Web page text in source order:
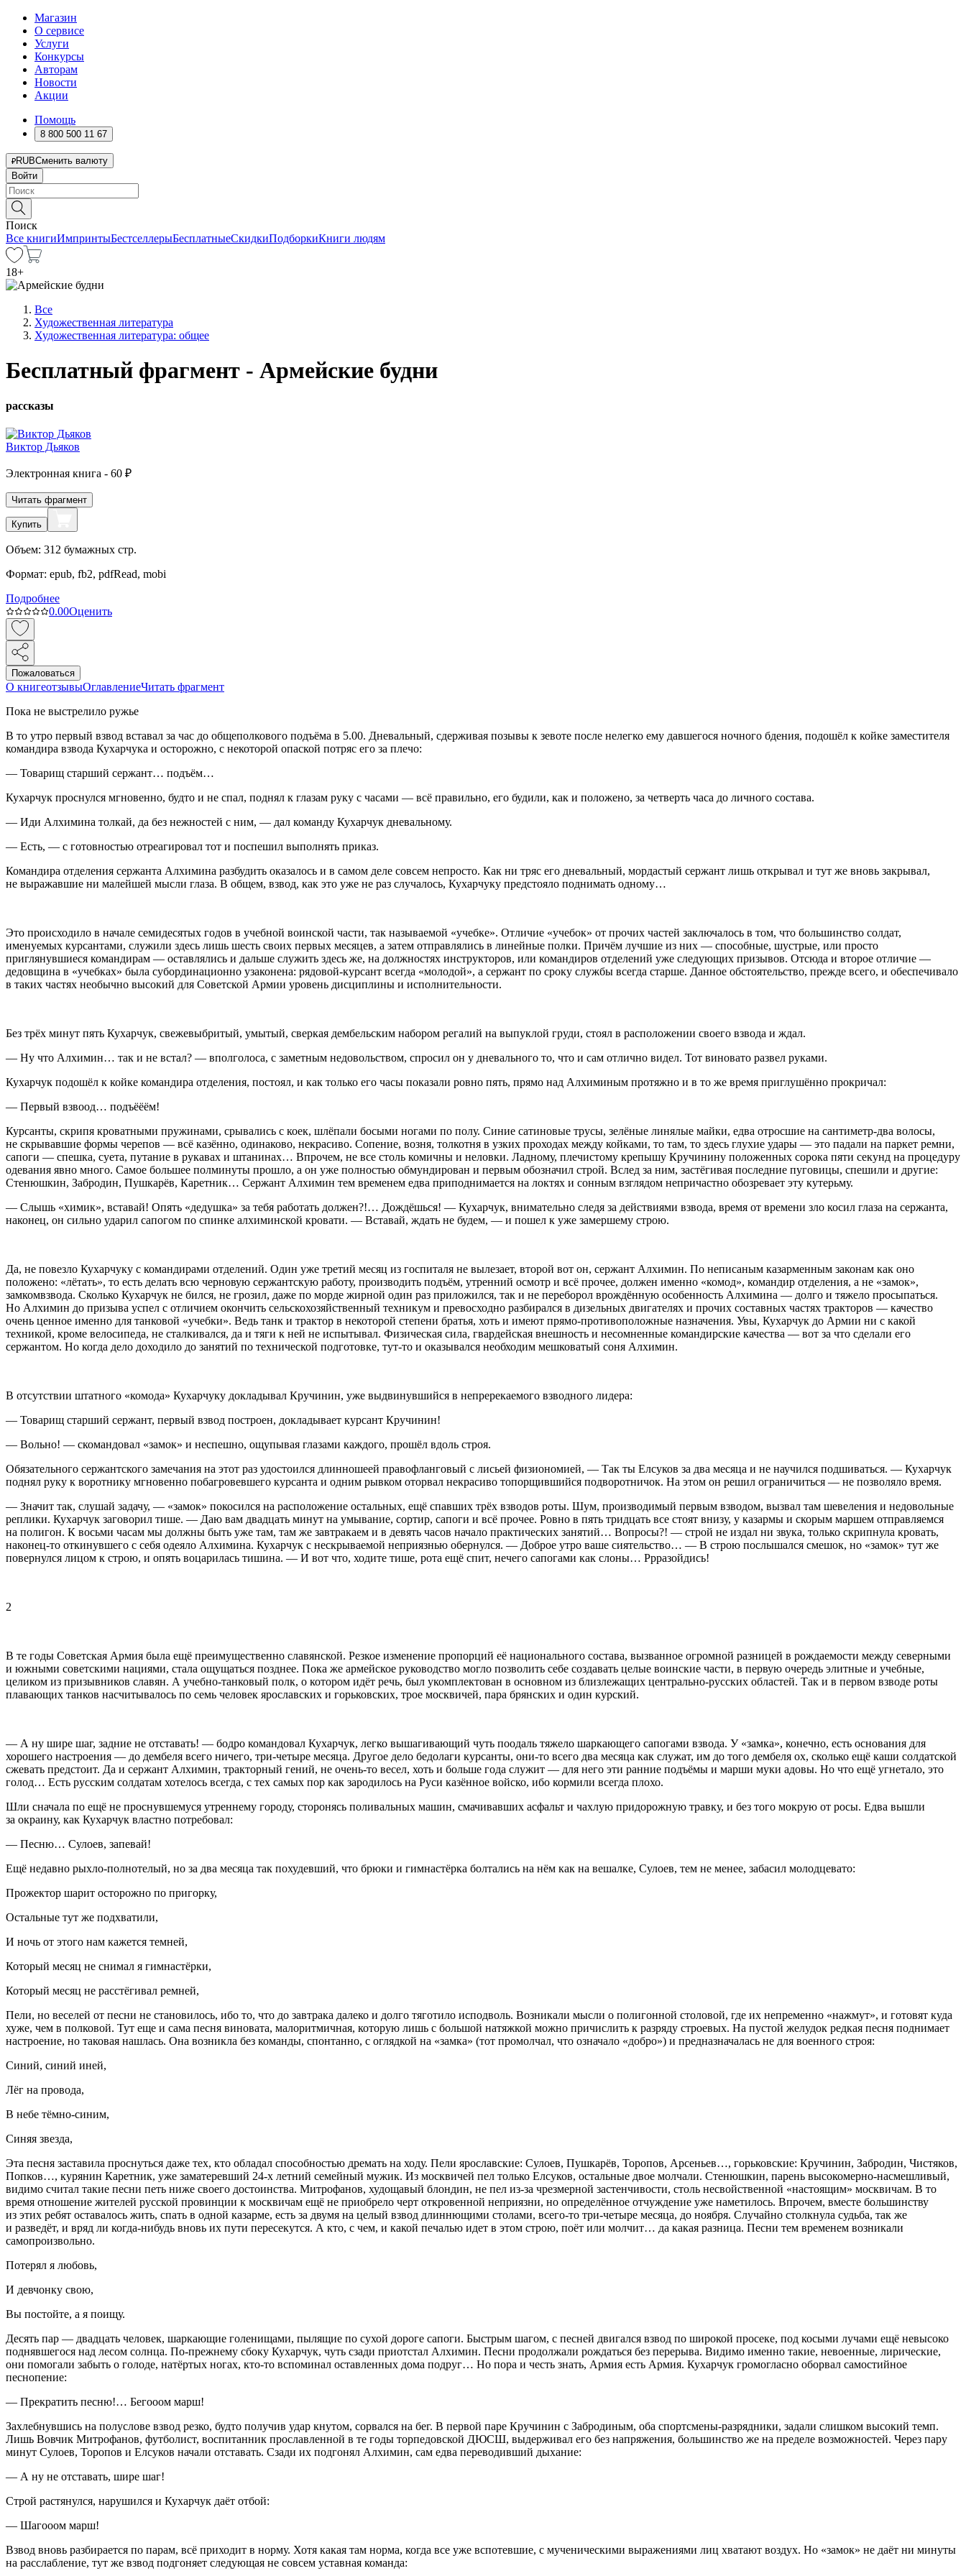
Магазин
О сервисе
Услуги
Конкурсы
Авторам
Новости
Акции
Помощь
8 800 500 11 67
RUBСменить валюту
Войти
Поиск
Все книгиИмпринтыБестселлерыБесплатныеСкидкиПодборкиКниги людям
18+
Все
Художественная литература
Художественная литература: общее
Бесплатный фрагмент - Армейские будни
рассказы
Виктор Дьяков
Электронная книга - 60 ₽
Читать фрагмент
Купить
Объем: 312 бумажных стр.
Формат: epub, fb2, pdfRead, mobi
Подробнее
0.00Оценить
Пожаловаться
О книгеотзывыОглавлениеЧитать фрагмент
Пока не выстрелило ружье
В то утро первый взвод вставал за час до общеполкового подъёма в 5.00. Дневальный, сдерживая позывы к зевоте после нелегко ему давшегося ночного бдения, подошёл к койке заместителя
командира взвода Кухарчука и осторожно, с некоторой опаской потряс его за плечо:
— Товарищ старший сержант… подъём…
Кухарчук проснулся мгновенно, будто и не спал, поднял к глазам руку с часами — всё правильно, его будили, как и положено, за четверть часа до личного состава.
— Иди Алхимина толкай, да без нежностей с ним, — дал команду Кухарчук дневальному.
— Есть, — с готовностью отреагировал тот и поспешил выполнять приказ.
Командира отделения сержанта Алхимина разбудить оказалось и в самом деле совсем непросто. Как ни тряс его дневальный, мордастый сержант лишь открывал и тут же вновь закрывал,
не выражавшие ни малейшей мысли глаза. В общем, взвод, как это уже не раз случалось, Кухарчуку предстояло поднимать одному…
Это происходило в начале семидесятых годов в учебной воинской части, так называемой «учебке». Отличие «учебок» от прочих частей заключалось в том, что большинство солдат,
именуемых курсантами, служили здесь лишь шесть своих первых месяцев, а затем отправлялись в линейные полки. Причём лучшие из них — способные, шустрые, или просто
приглянувшиеся командирам — оставлялись и дальше служить здесь же, на должностях инструкторов, или командиров отделений уже следующих призывов. Отсюда и второе отличие —
дедовщина в «учебках» была субординационно узаконена: рядовой-курсант всегда «молодой», а сержант по сроку службы всегда старше. Данное обстоятельство, прежде всего, и обеспечивало
в таких частях необычно высокий для Советской Армии уровень дисциплины и исполнительности.
Без трёх минут пять Кухарчук, свежевыбритый, умытый, сверкая дембельским набором регалий на выпуклой груди, стоял в расположении своего взвода и ждал.
— Ну что Алхимин… так и не встал? — вполголоса, с заметным недовольством, спросил он у дневального то, что и сам отлично видел. Тот виновато развел руками.
Кухарчук подошёл к койке командира отделения, постоял, и как только его часы показали ровно пять, прямо над Алхиминым протяжно и в то же время приглушённо прокричал:
— Первый взвоод… подъёёём!
Курсанты, скрипя кроватными пружинами, срывались с коек, шлёпали босыми ногами по полу. Синие сатиновые трусы, зелёные линялые майки, едва отросшие на сантиметр-два волосы,
не скрывавшие формы черепов — всё казённо, одинаково, некрасиво. Сопение, возня, толкотня в узких проходах между койками, то там, то здесь глухие удары — это падали на паркет ремни,
сапоги — спешка, суета, путание в рукавах и штанинах… Впрочем, не все столь комичны и неловки. Ладному, плечистому крепышу Кручинину положенных сорока пяти секунд на процедуру
одевания явно много. Самое большее полминуты прошло, а он уже полностью обмундирован и первым обозначил строй. Вслед за ним, застёгивая последние пуговицы, спешили и другие:
Стенюшкин, Забродин, Пушкарёв, Каретник… Сержант Алхимин тем временем едва приподнимается на локтях и сонным взглядом непричастно обозревает эту кутерьму.
— Слышь «химик», вставай! Опять «дедушка» за тебя работать должен?!… Дождёшься! — Кухарчук, внимательно следя за действиями взвода, время от времени зло косил глаза на сержанта,
наконец, он сильно ударил сапогом по спинке алхиминской кровати. — Вставай, ждать не будем, — и пошел к уже замершему строю.
Да, не повезло Кухарчуку с командирами отделений. Один уже третий месяц из госпиталя не вылезает, второй вот он, сержант Алхимин. По неписаным казарменным законам как оно
положено: «лётать», то есть делать всю черновую сержантскую работу, производить подъём, утренний осмотр и всё прочее, должен именно «комод», командир отделения, а не «замок»,
замкомвзвода. Сколько Кухарчук не бился, не грозил, даже по морде жирной один раз приложился, так и не переборол врождённую особенность Алхимина — долго и тяжело просыпаться.
Но Алхимин до призыва успел с отличием окончить сельскохозяйственный техникум и превосходно разбирался в дизельных двигателях и прочих составных частях тракторов — качество
очень ценное именно для танковой «учебки». Ведь танк и трактор в некоторой степени братья, хоть и имеют прямо-противоположные назначения. Увы, Кухарчук до Армии ни с какой
техникой, кроме велосипеда, не сталкивался, да и тяги к ней не испытывал. Физическая сила, гвардейская внешность и несомненные командирские качества — вот за что сделали его
сержантом. Но когда дело доходило до занятий по технической подготовке, тут-то и оказывался необходим мешковатый соня Алхимин.
В отсутствии штатного «комода» Кухарчуку докладывал Кручинин, уже выдвинувшийся в непререкаемого взводного лидера:
— Товарищ старший сержант, первый взвод построен, докладывает курсант Кручинин!
— Вольно! — скомандовал «замок» и неспешно, ощупывая глазами каждого, прошёл вдоль строя.
Обязательного сержантского замечания на этот раз удостоился длинношеей правофланговый с лисьей физиономией, — Так ты Елсуков за два месяца и не научился подшиваться. — Кухарчук
поднял руку к воротнику мгновенно побагровевшего курсанта и одним рывком оторвал некрасиво топорщившийся подворотничок. На этом он решил ограничиться — не позволяло время.
— Значит так, слушай задачу, — «замок» покосился на расположение остальных, ещё спавших трёх взводов роты. Шум, производимый первым взводом, вызвал там шевеления и недовольные
реплики. Кухарчук заговорил тише. — Даю вам двадцать минут на умывание, сортир, сапоги и всё прочее. Ровно в пять тридцать все стоят внизу, у казармы и скорым маршем отправляемся
на полигон. К восьми часам мы должны быть уже там, там же завтракаем и в девять часов начало практических занятий… Вопросы?! — строй не издал ни звука, только скрипнула кровать,
наконец-то откинувшего с себя одеяло Алхимина. Кухарчук с нескрываемой неприязнью обернулся. — Доброе утро ваше сиятельство… — В строю послышался смешок, но «замок» тут же
повернулся лицом к строю, и опять воцарилась тишина. — И вот что, ходите тише, рота ещё спит, нечего сапогами как слоны… Ррразойдись!
2
В те годы Советская Армия была ещё преимущественно славянской. Резкое изменение пропорций её национального состава, вызванное огромной разницей в рождаемости между северными
и южными советскими нациями, стала ощущаться позднее. Пока же армейское руководство могло позволить себе создавать целые воинские части, в первую очередь элитные и учебные,
целиком из призывников славян. А учебно-танковый полк, о котором идёт речь, был укомплектован в основном из близлежащих центрально-русских областей. Так и в первом взводе роты
плавающих танков насчитывалось по семь человек ярославских и горьковских, трое москвичей, пара брянских и один курский.
— А ну шире шаг, задние не отставать! — бодро командовал Кухарчук, легко вышагивающий чуть поодаль тяжело шаркающего сапогами взвода. У «замка», конечно, есть основания для
хорошего настроения — до дембеля всего ничего, три-четыре месяца. Другое дело бедолаги курсанты, они-то всего два месяца как служат, им до того дембеля ох, сколько ещё каши солдатской
сжевать предстоит. Да и сержант Алхимин, тракторный гений, не очень-то весел, хоть и больше года служит — для него эти ранние подъёмы и марши муки адовы. Но что ещё угнетало, это
голод… Есть русским солдатам хотелось всегда, с тех самых пор как зародилось на Руси казённое войско, ибо кормили всегда плохо.
Шли сначала по ещё не проснувшемуся утреннему городу, сторонясь поливальных машин, смачивавших асфальт и чахлую придорожную травку, и без того мокрую от росы. Едва вышли
за окраину, как Кухарчук властно потребовал:
— Песню… Сулоев, запевай!
Ещё недавно рыхло-полнотелый, но за два месяца так похудевший, что брюки и гимнастёрка болтались на нём как на вешалке, Сулоев, тем не менее, забасил молодцевато:
Прожектор шарит осторожно по пригорку,
Остальные тут же подхватили,
И ночь от этого нам кажется темней,
Который месяц не снимал я гимнастёрки,
Который месяц не расстёгивал ремней,
Пели, но веселей от песни не становилось, ибо то, что до завтрака далеко и долго тяготило исподволь. Возникали мысли о полигонной столовой, где их непременно «нажмут», и готовят куда
хуже, чем в полковой. Тут еще и сама песня виновата, малоритмичная, которую лишь с большой натяжкой можно причислить к разряду строевых. На пустой желудок редкая песня поднимает
настроение, но таковая нашлась. Она возникла без команды, спонтанно, с оглядкой на «замка» (тот промолчал, что означало «добро») и предназначалась не для военного строя:
Синий, синий иней,
Лёг на провода,
В небе тёмно-синим,
Синяя звезда,
Эта песня заставила проснуться даже тех, кто обладал способностью дремать на ходу. Пели ярославские: Сулоев, Пушкарёв, Торопов, Арсеньев…, горьковские: Кручинин, Забродин, Чистяков,
Попков…, курянин Каретник, уже заматеревший 24-х летний семейный мужик. Из москвичей пел только Елсуков, остальные двое молчали. Стенюшкин, парень высокомерно-насмешливый,
видимо считал такие песни петь ниже своего достоинства. Митрофанов, худощавый блондин, не пел из-за чрезмерной застенчивости, столь несвойственной «настоящим» москвичам. В то
время отношение жителей русской провинции к москвичам ещё не приобрело черт откровенной неприязни, но определённое отчуждение уже наметилось. Впрочем, вместе большинству
из этих ребят оставалось жить, спать в одной казарме, есть за двумя на целый взвод длиннющими столами, всего-то три-четыре месяца, до ноября. Случайно столкнула судьба, так же
и разведёт, и вряд ли когда-нибудь вновь их пути пересекутся. А кто, с чем, и какой печалью идет в этом строю, поёт или молчит… да какая разница. Песни тем временем возникали
самопроизвольно.
Потерял я любовь,
И девчонку свою,
Вы постойте, а я поищу.
Десять пар — двадцать человек, шаркающие голенищами, пылящие по сухой дороге сапоги. Быстрым шагом, с песней двигался взвод по широкой просеке, под косыми лучами ещё невысоко
поднявшегося над лесом солнца. По-прежнему сбоку Кухарчук, чуть сзади приотстал Алхимин. Песни продолжали рождаться без перерыва. Видимо именно такие, невоенные, лирические,
они помогали забыть о голоде, натёртых ногах, кто-то вспоминал оставленных дома подруг… Но пора и честь знать, Армия есть Армия. Кухарчук громогласно оборвал самостийное
песнопение:
— Прекратить песню!… Бегооом марш!
Захлебнувшись на полуслове взвод резко, будто получив удар кнутом, сорвался на бег. В первой паре Кручинин с Забродиным, оба спортсмены-разрядники, задали слишком высокий темп.
Лишь Вовчик Митрофанов, футболист, воспитанник прославленной в те годы торпедовской ДЮСШ, выдерживал его без напряжения, большинство же на пределе возможностей. Через пару
минут Сулоев, Торопов и Елсуков начали отставать. Сзади их подгонял Алхимин, сам едва переводивший дыхание:
— А ну не отставать, шире шаг!
Строй растянулся, нарушился и Кухарчук даёт отбой:
— Шагооом марш!
Взвод вновь разбирается по парам, всё приходит в норму. Хотя какая там норма, когда все уже вспотевшие, с мученическими выражениями лиц хватают воздух. Но «замок» не даёт ни минуты
на расслабление, тут же взвод подгоняет следующая не совсем уставная команда: